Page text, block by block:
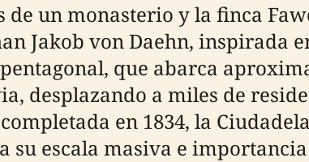
de un monasterio y la finca
Jakob von Daehn, inspirada
que abarca
desplazando a miles de
en 1834, la
su escala masiva e